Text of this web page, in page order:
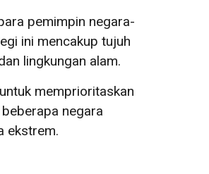
pemimpin negara-
ini mencakup tujuh
lingkungan alam.
memprioritaskan
negara
ekstrem.